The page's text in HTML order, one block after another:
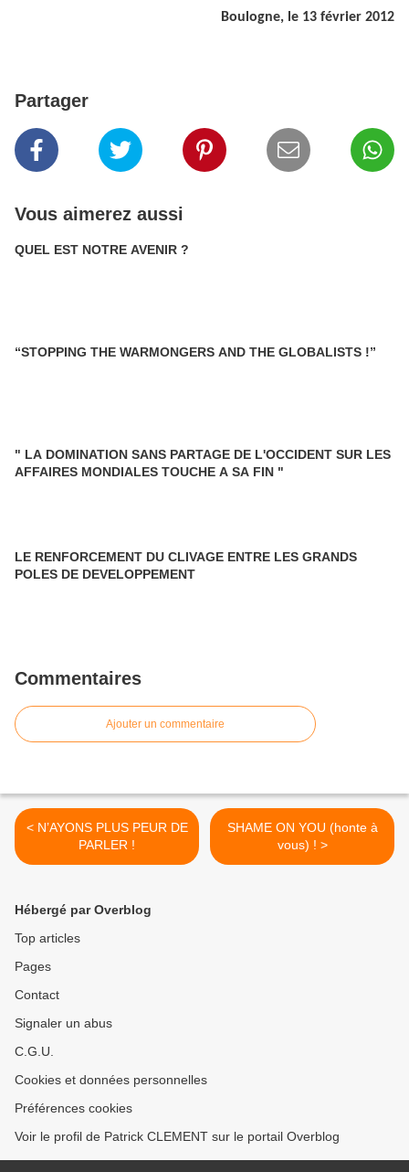
Boulogne, le 13 février 2012
Partager
Vous aimerez aussi
QUEL EST NOTRE AVENIR ?
“STOPPING THE WARMONGERS AND THE GLOBALISTS !”
" LA DOMINATION SANS PARTAGE DE L'OCCIDENT SUR LES
AFFAIRES MONDIALES TOUCHE A SA FIN "
LE RENFORCEMENT DU CLIVAGE ENTRE LES GRANDS
POLES DE DEVELOPPEMENT
Commentaires
Ajouter un commentaire
< N’AYONS PLUS PEUR DE
PARLER !
SHAME ON YOU (honte à
vous) ! >
Hébergé par Overblog
Top articles
Pages
Contact
Signaler un abus
C.G.U.
Cookies et données personnelles
Préférences cookies
Voir le profil de Patrick CLEMENT sur le portail Overblog